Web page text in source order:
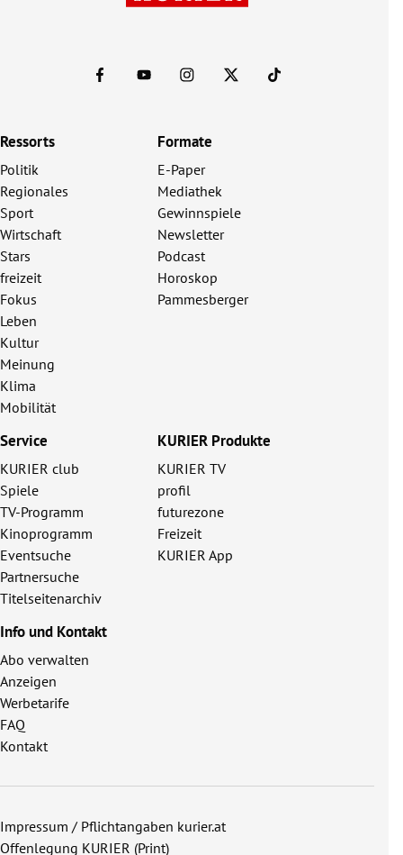
Ressorts
Politik
Regionales
Sport
Wirtschaft
Stars
freizeit
Fokus
Leben
Kultur
Meinung
Klima
Mobilität
Formate
E-Paper
Mediathek
Gewinnspiele
Newsletter
Podcast
Horoskop
Pammesberger
Service
KURIER club
Spiele
TV-Programm
Kinoprogramm
Eventsuche
Partnersuche
Titelseitenarchiv
KURIER Produkte
KURIER TV
profil
futurezone
Freizeit
KURIER App
Info und Kontakt
Abo verwalten
Anzeigen
Werbetarife
FAQ
Kontakt
Impressum / Pflichtangaben kurier.at
Offenlegung KURIER (Print)